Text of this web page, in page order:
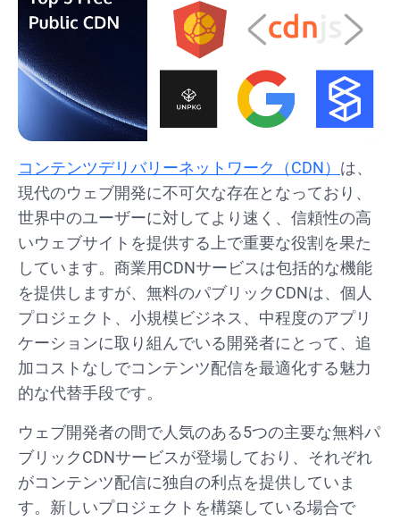
コンテンツデリバリーネットワーク（CDN） は、
現代のウェブ開発に不可欠な存在となっており、
世界中のユーザーに対してより速く、信頼性の高
いウェブサイトを提供する上で重要な役割を果た
しています。商業用CDNサービスは包括的な機能
を提供しますが、無料のパブリックCDNは、個人
プロジェクト、小規模ビジネス、中程度のアプリ
ケーションに取り組んでいる開発者にとって、追
加コストなしでコンテンツ配信を最適化する魅力
的な代替手段です。
ウェブ開発者の間で人気のある5つの主要な無料パ
ブリックCDNサービスが登場しており、それぞれ
がコンテンツ配信に独自の利点を提供していま
す。新しいプロジェクトを構築している場合で